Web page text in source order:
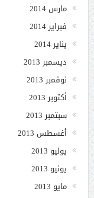
مارس 2014
فبراير 2014
يناير 2014
ديسمبر 2013
نوفمبر 2013
أكتوبر 2013
سبتمبر 2013
أغسطس 2013
يوليو 2013
يونيو 2013
مايو 2013